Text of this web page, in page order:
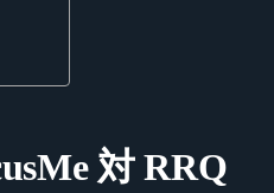
対 RRQ